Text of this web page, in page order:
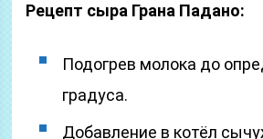
Рецепт сыра Грана Падано:
Подогрев молока до
градуса.
Добавление в котёл